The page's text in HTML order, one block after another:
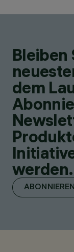
Bleiben
dem
werden.
ABONNIEREN